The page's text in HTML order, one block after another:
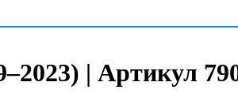
| Артикул